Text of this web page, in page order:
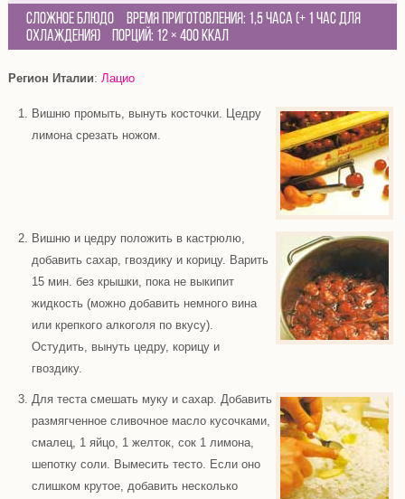
Сложное блюдо Время приготовления: 1,5 часа (+ 1 час для
охлаждения)
Порций: 12 × 400 Ккал
Регион Италии: Лацио
Вишню промыть, вынуть косточки. Цедру
лимона срезать ножом.
Вишню и цедру положить в кастрюлю,
добавить сахар, гвоздику и корицу. Варить
15 мин. без крышки, пока не выкипит
жидкость (можно добавить немного вина
или крепкого алкоголя по вкусу).
Остудить, вынуть цедру, корицу и
гвоздику.
Для теста смешать муку и сахар. Добавить
размягченное сливочное масло кусочками,
смалец, 1 яйцо, 1 желток, сок 1 лимона,
шепотку соли. Вымесить тесто. Если оно
слишком крутое, добавить несколько